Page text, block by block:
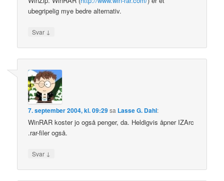
ubegripelig mye bedre alternativ.
Svar ↓
7. september 2004, kl. 09:29sa Lasse G. Dahl:
WinRAR koster jo også penger, da. Heldigvis åpner IZArc
.rar-filer også.
Svar ↓